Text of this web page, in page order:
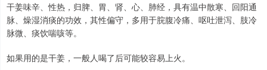
干姜味辛、性热，归脾、胃、肾、心、肺经，具有温中散寒、回阳通
脉、燥湿消痰的功效，其性偏守，多用于脘腹冷痛、呕吐泄泻、肢冷
脉微、痰饮喘咳等。
如果用的是干姜，一般人喝了后可能较容易上火。